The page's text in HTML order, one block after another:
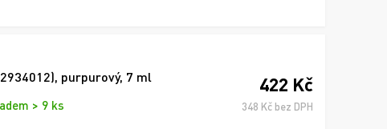
purpurový, 7 ml
> 9 ks
422 Kč
348 Kč bez DPH